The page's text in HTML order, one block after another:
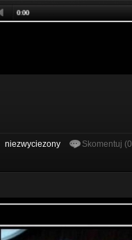
niezwyciezony Skomentuj